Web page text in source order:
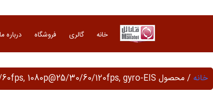
to
خانه گالری فروشگاه درباره
خانه / محصول Main Video Camera / 4K@24/25/30/60fps, 1080p@25/30/60/120fps, gyro-EIS